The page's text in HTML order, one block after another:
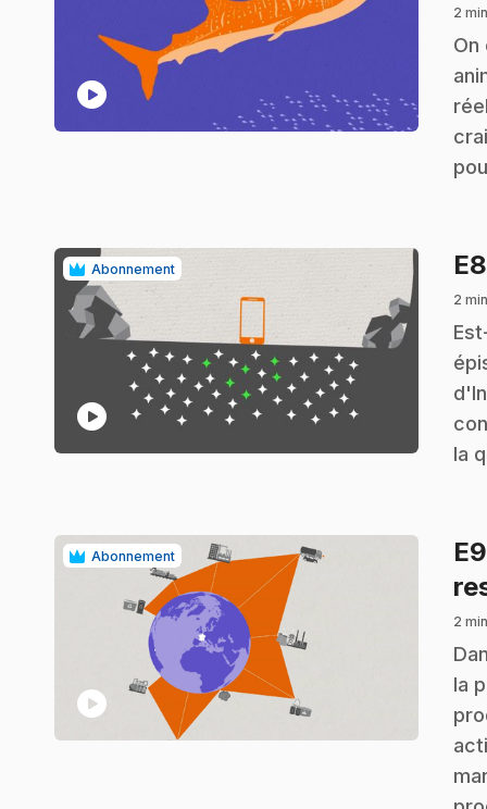
play_circle
2
.On
Abonnement
play_circle
E8
2
.
la
Abonnement
play_circle
E9
2
.
la